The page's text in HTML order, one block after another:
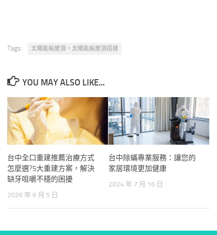
Tags: 太陽能板屋頂，太陽能板屋頂搭建
YOU MAY ALSO LIKE...
台中全口重建推薦治療方式
怎麼選?5大重建方案，解決
缺牙咀嚼不穩的困擾
2026 年 6 月 5 日
台中除蟎專業服務：讓您的
家居環境更加健康
2024 年 7 月 16 日